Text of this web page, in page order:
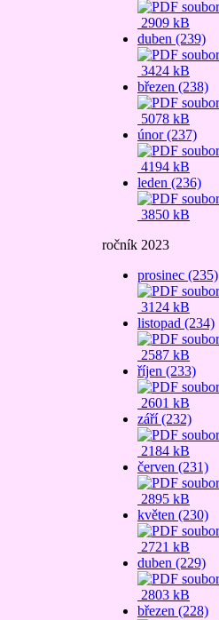
2909 kB
duben (239)
3424 kB
březen (238)
5078 kB
únor (237)
4194 kB
leden (236)
3850 kB
ročník 2023
prosinec (235)
3124 kB
listopad (234)
2587 kB
říjen (233)
2601 kB
září (232)
2184 kB
červen (231)
2895 kB
květen (230)
2721 kB
duben (229)
2803 kB
březen (228)